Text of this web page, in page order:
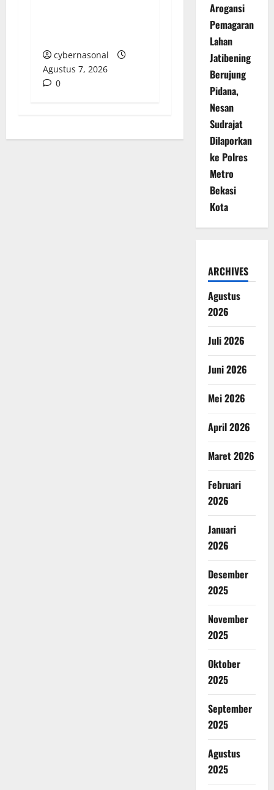
cybernasonal
Agustus 7, 2026
0
Arogansi
Pemagaran
Lahan
Jatibening
Berujung
Pidana,
Nesan
Sudrajat
Dilaporkan
ke Polres
Metro
Bekasi
Kota
ARCHIVES
Agustus
2026
Juli 2026
Juni 2026
Mei 2026
April 2026
Maret 2026
Februari
2026
Januari
2026
Desember
2025
November
2025
Oktober
2025
September
2025
Agustus
2025